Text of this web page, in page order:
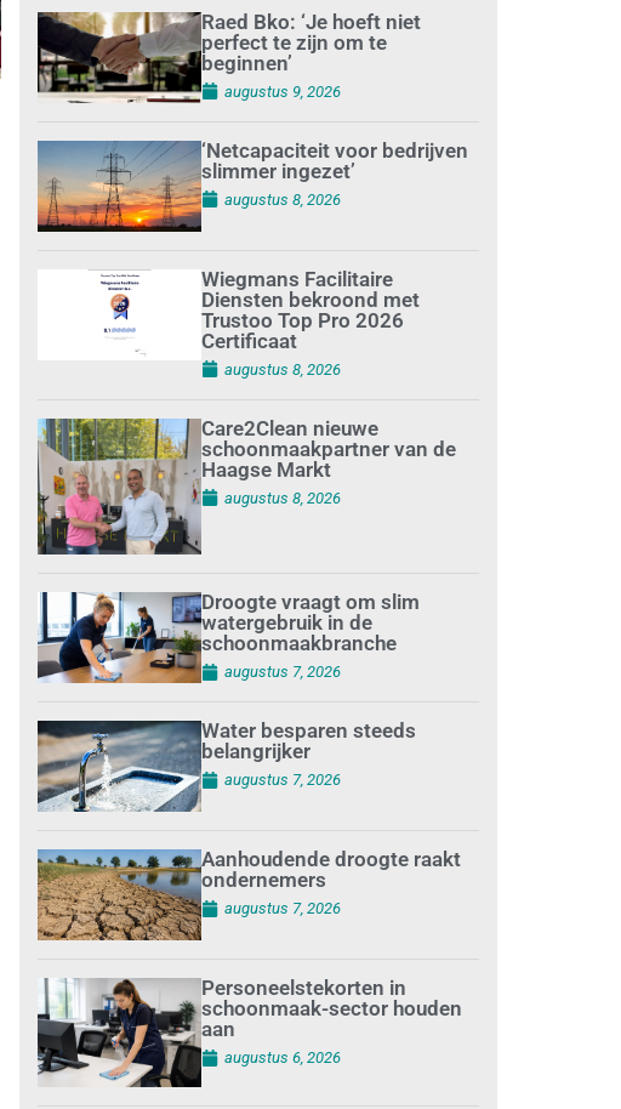
Raed Bko: ‘Je hoeft niet
perfect te zijn om te
beginnen’
augustus 9, 2026
‘Netcapaciteit voor bedrijven
slimmer ingezet’
augustus 8, 2026
Wiegmans Facilitaire
Diensten bekroond met
Trustoo Top Pro 2026
Certificaat
augustus 8, 2026
Care2Clean nieuwe
schoonmaakpartner van de
Haagse Markt
augustus 8, 2026
Droogte vraagt om slim
watergebruik in de
schoonmaakbranche
augustus 7, 2026
Water besparen steeds
belangrijker
augustus 7, 2026
Aanhoudende droogte raakt
ondernemers
augustus 7, 2026
Personeelstekorten in
schoonmaak-sector houden
aan
augustus 6, 2026